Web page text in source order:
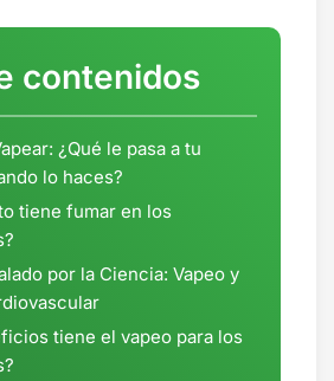
contenidos
¿Qué le pasa a tu
lo haces?
tiene fumar en los
por la Ciencia: Vapeo y
tiene el vapeo para los